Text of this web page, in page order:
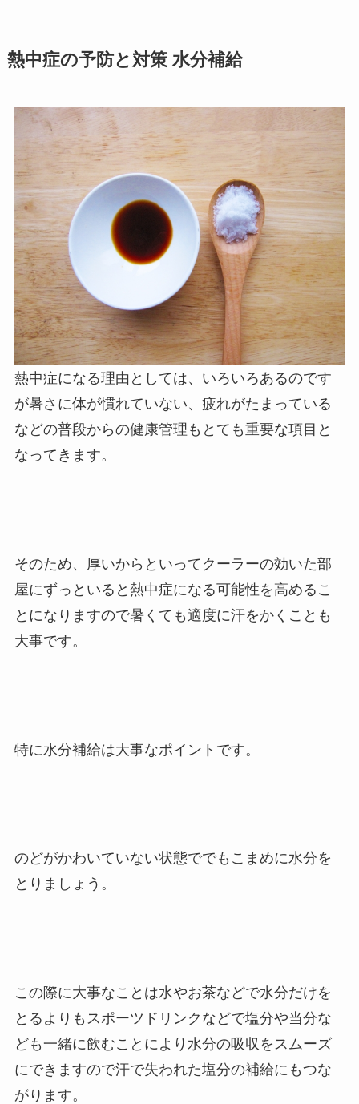
熱中症の予防と対策 水分補給
熱中症になる理由としては、いろいろあるのです
が暑さに体が慣れていない、疲れがたまっている
などの普段からの健康管理もとても重要な項目と
なってきます。
そのため、厚いからといってクーラーの効いた部
屋にずっといると熱中症になる可能性を高めるこ
とになりますので暑くても適度に汗をかくことも
大事です。
特に水分補給は大事なポイントです。
のどがかわいていない状態ででもこまめに水分を
とりましょう。
この際に大事なことは水やお茶などで水分だけを
とるよりもスポーツドリンクなどで塩分や当分な
ども一緒に飲むことにより水分の吸収をスムーズ
にできますので汗で失われた塩分の補給にもつな
がります。